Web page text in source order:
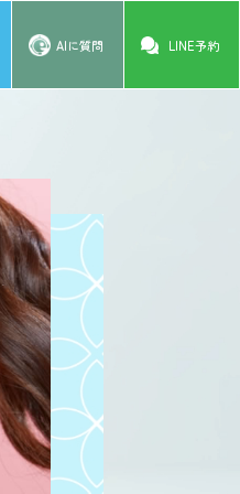
AIに質問 LINE予約